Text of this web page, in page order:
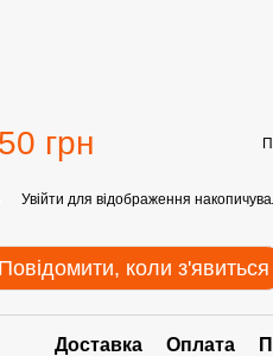
грн
Увійти для відображення
Повідомити, коли з'явиться
Доставка Оплата